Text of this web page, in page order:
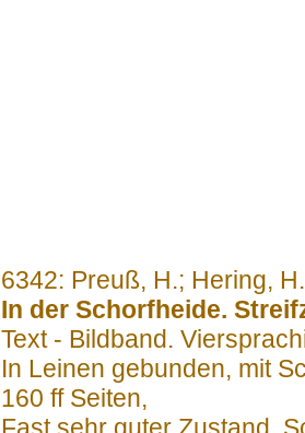
6342: Preuß, H.; Hering, H.
In der Schorfheide.
Text - Bildband.
In Leinen gebunden, mit
160 ff Seiten,